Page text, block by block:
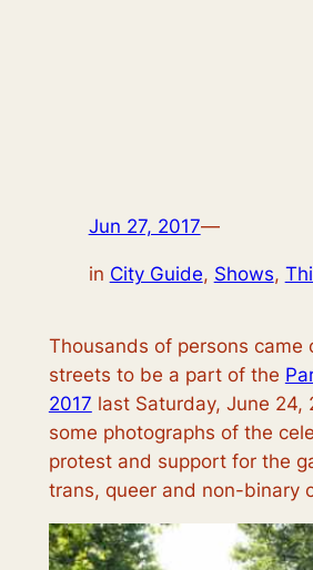
Jun 27, 2017—
in City Guide, Shows,
Thousands of persons came
streets to be a part of the
2017 last Saturday, June 24,
some photographs of the
protest and support for the
trans, queer and non-binary